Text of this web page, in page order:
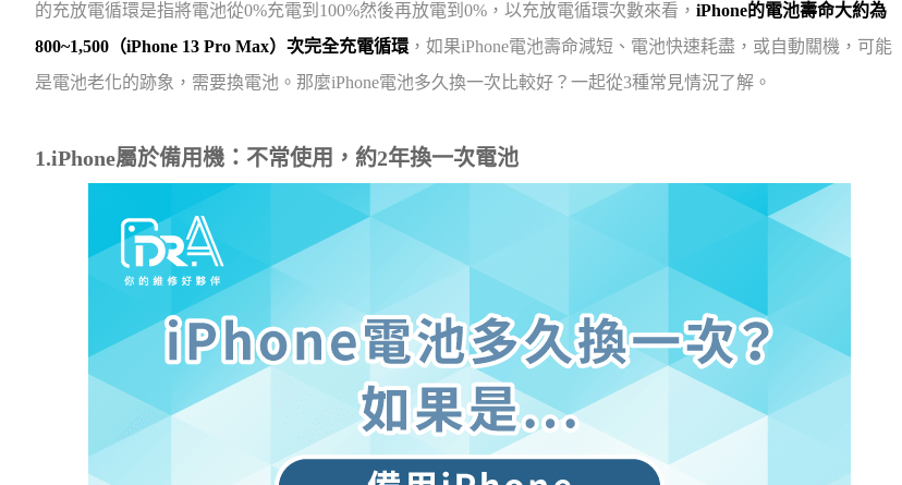
的充放電循環是指將電池從0%充電到100%然後再放電到0%，以充放電循環次數來看， iPhone的電池壽命大約為
800~1,500（iPhone 13 Pro Max）次完全充電循環 ，如果iPhone電池壽命減短、電池快速耗盡，或自動關機，可能
是電池老化的跡象，需要換電池。那麼iPhone電池多久換一次比較好？一起從3種常見情況了解。
1.iPhone屬於備用機：不常使用，約2年換一次電池